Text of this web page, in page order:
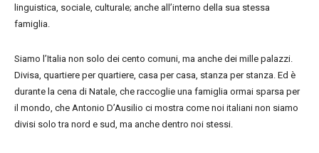
linguistica, sociale, culturale; anche all’interno della sua stessa
famiglia.
Siamo l’Italia non solo dei cento comuni, ma anche dei mille palazzi.
Divisa, quartiere per quartiere, casa per casa, stanza per stanza. Ed è
durante la cena di Natale, che raccoglie una famiglia ormai sparsa per
il mondo, che Antonio D’Ausilio ci mostra come noi italiani non siamo
divisi solo tra nord e sud, ma anche dentro noi stessi.